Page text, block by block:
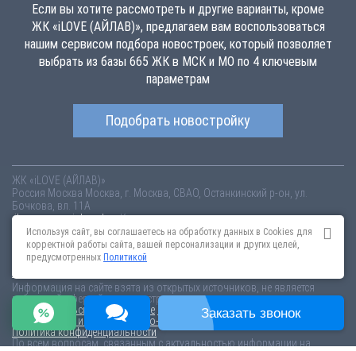
Если вы хотите рассмотреть и другие варианты, кроме
ЖК «iLOVE (АЙЛАВ)», предлагаем вам воспользоваться
нашим сервисом подбора новостроек, который позволяет
выбрать из базы 665 ЖК в МСК и МО по 4 ключевым
параметрам
Подобрать новостройку
ЖК «iLOVE (АЙЛАВ)»
Россия Москва Москва, г. Москва, СВАО, Останкинский р-он, ул.
Бочкова, вл. 11А
ilove.novopoisk.msk.ruКупить квартиру в новом жилом комплексе
«iLOVE (АЙЛАВ)» от «Кортрос» в Останкинском районе. Квартиры
различных планировок от 18.55 млн рублей!
Информация на сайте взята из открытых источников, не является
публичной офертой и распространяется для ознакомления.
Пользовательское соглашение
Соглашение о размещении
Пояснение об информационно-рекламном характере сведений
Политика конфиденциальности
По всем вопросам, связанным с актуальностью информации на
Используя сайт, вы соглашаетесь на обработку данных в Cookies для
корректной работы сайта, вашей персонализации и других целей,
предусмотренных Политикой
Заказать звонок